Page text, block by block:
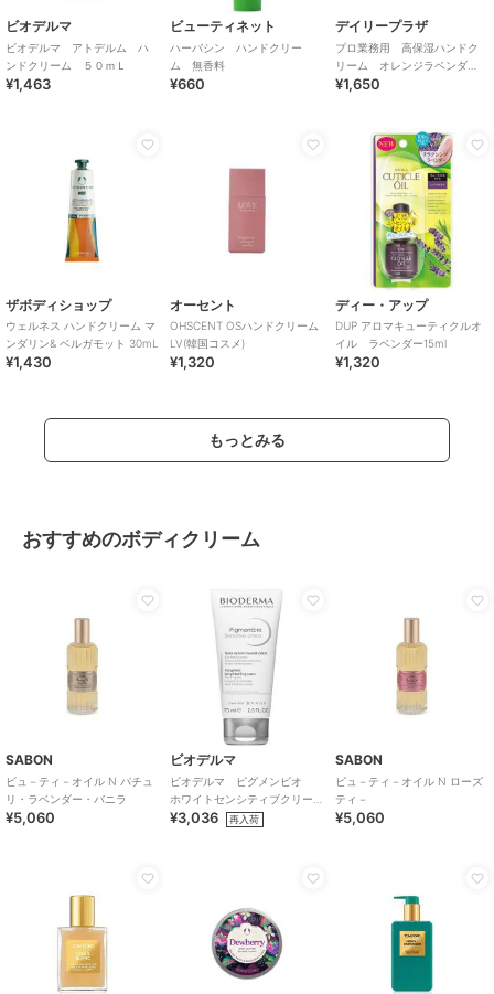
ビオデルマ
ビオデルマ アトデルム ハ
ンドクリーム ５０ｍＬ
¥1,463
ビューティネット
ハーバシン ハンドクリー
ム 無香料
¥660
デイリープラザ
プロ業務用 高保湿ハンドク
リーム オレンジラベンダ
ー ６０g
¥1,650
ザボディショップ
ウェルネス ハンドクリーム マ
ンダリン& ベルガモット 30mL
¥1,430
オーセント
OHSCENT OSハンドクリーム
LV(韓国コスメ)
¥1,320
ディー・アップ
DUP アロマキューティクルオ
イル ラベンダー15ml
¥1,320
もっとみる
おすすめのボディクリーム
SABON
ビュ－ティ－オイル N パチュ
リ・ラベンダー・バニラ
¥5,060
ビオデルマ
ビオデルマ ピグメンビオ
ホワイトセンシティブクリー
ム ７５ｍＬ
¥3,036 再入荷
SABON
ビュ－ティ－オイル N ローズ
ティ－
¥5,060